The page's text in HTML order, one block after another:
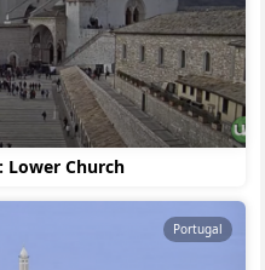
Lower Church
Portugal